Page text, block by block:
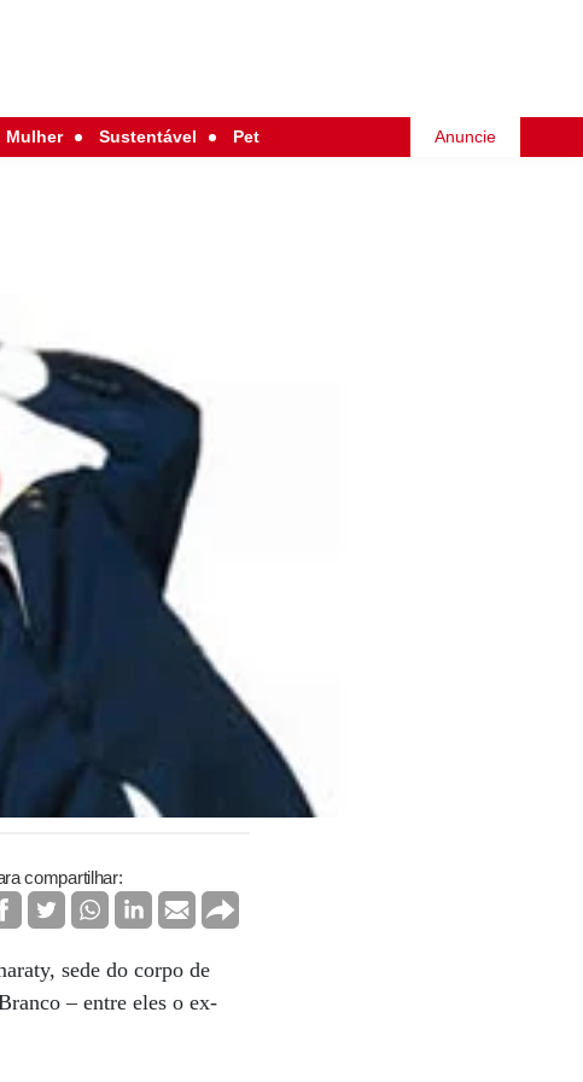
Mulher Sustentável Pet Anuncie
compartilhar:
sede do corpo de
– entre eles o ex-